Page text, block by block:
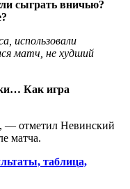
сыграть вничью?
использовали
матч, не худший
Как игра
, — отметил Невинский
матча.
таблица,